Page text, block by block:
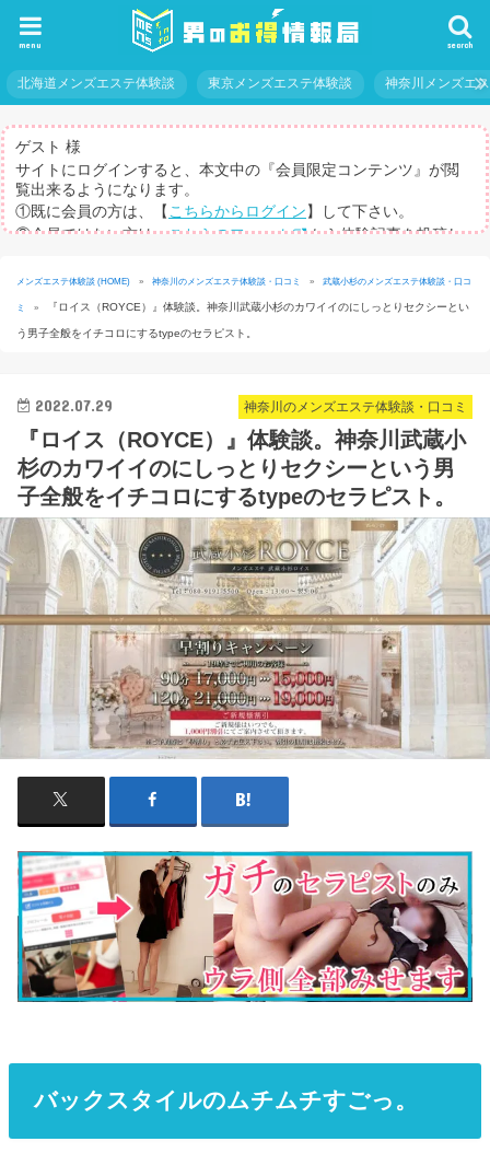
search
menu
北海道メンズエステ体験談 東京メンズエステ体験談 神奈川メンズエ
ゲスト 様
サイトにログインすると、本文中の『会員限定コンテンツ』が閲
覧出来るようになります。
①既に会員の方は、【 こちらからログイン 】して下さい。
②会員ではない方は、こちらのフォーム
から体験記事を投稿し
※体験記事が書けない方や、すべての記事を閲覧したい方のため
メンズエステ体験談 (HOME) » 神奈川のメンズエステ体験談・口コミ » 武蔵小杉のメンズエステ体験談・口コ
ミ » 『ロイス（ROYCE）』体験談。神奈川武蔵小杉のカワイイのにしっとりセクシーとい
う男子全般をイチコロにするtypeのセラピスト。
神奈川のメンズエステ体験談・口コミ
2022.07.29
『ロイス（ROYCE）』体験談。神奈川武蔵小
杉のカワイイのにしっとりセクシーという男
子全般をイチコロにするtypeのセラピスト。
バックスタイルのムチムチすごっ。